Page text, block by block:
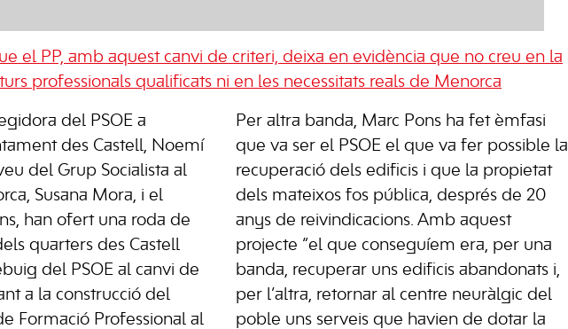
el PP, amb aquest canvi de criteri, deixa en evidència que no creu en la
professionals qualificats ni en les necessitats reals de Menorca
del PSOE a
des Castell, Noemí
del Grup Socialista al
Susana Mora, i el
han ofert una roda de
quarters des Castell
del PSOE al canvi de
a la construcció del
Formació Professional al
Per altra banda, Marc Pons ha fet èmfasi
que va ser el PSOE el que va fer possible la
recuperació dels edificis i que la propietat
dels mateixos fos pública, després de 20
anys de reivindicacions. Amb aquest
projecte “el que conseguíem era, per una
banda, recuperar uns edificis abandonats i,
per l’altra, retornar al centre neuràlgic del
poble uns serveis que havien de dotar la